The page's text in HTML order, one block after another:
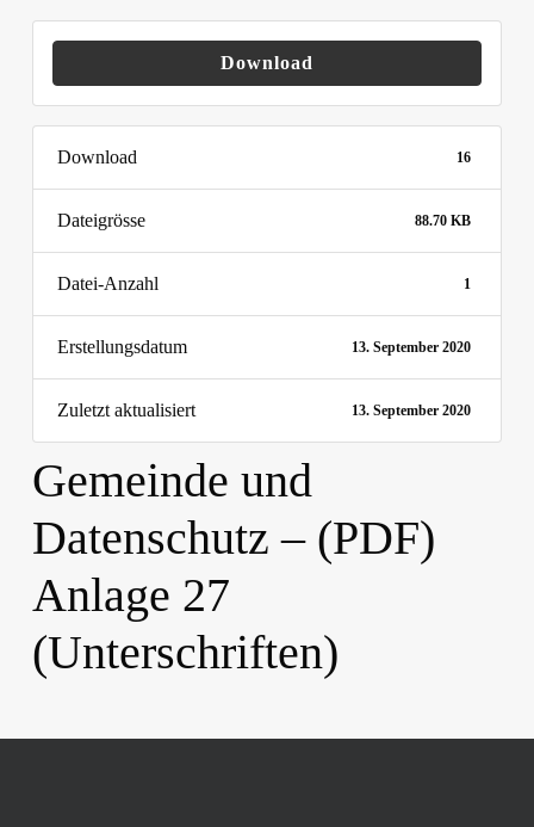
Download
Download 16
Dateigrösse 88.70 KB
Datei-Anzahl 1
Erstellungsdatum 13. September 2020
Zuletzt aktualisiert 13. September 2020
Gemeinde und
Datenschutz – (PDF)
Anlage 27
(Unterschriften)